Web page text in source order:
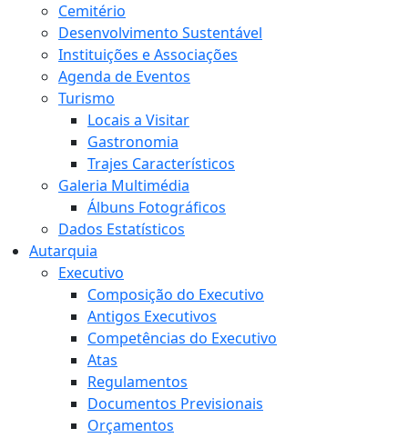
Cemitério
Desenvolvimento Sustentável
Instituições e Associações
Agenda de Eventos
Turismo
Locais a Visitar
Gastronomia
Trajes Característicos
Galeria Multimédia
Álbuns Fotográficos
Dados Estatísticos
Autarquia
Executivo
Composição do Executivo
Antigos Executivos
Competências do Executivo
Atas
Regulamentos
Documentos Previsionais
Orçamentos